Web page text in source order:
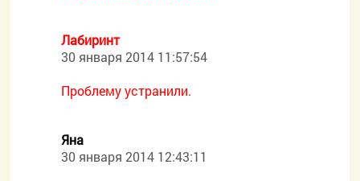
Лабиринт
30 января 2014 11:57:54
Проблему устранили.
Яна
30 января 2014 12:43:11